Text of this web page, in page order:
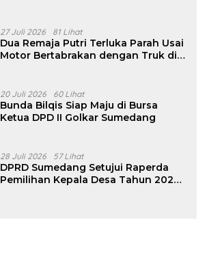
27 Juli 2026 81 Lihat
Dua Remaja Putri Terluka Parah Usai
Motor Bertabrakan dengan Truk di
20 Juli 2026 60 Lihat
Bunda Bilqis Siap Maju di Bursa
Ketua DPD II Golkar Sumedang
28 Juli 2026 57 Lihat
DPRD Sumedang Setujui Raperda
Pemilihan Kepala Desa Tahun 2026